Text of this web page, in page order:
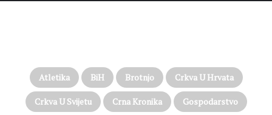
Atletika BiH Brotnjo Crkva U Hrvata
Crkva U Svijetu Crna Kronika Gospodarstvo